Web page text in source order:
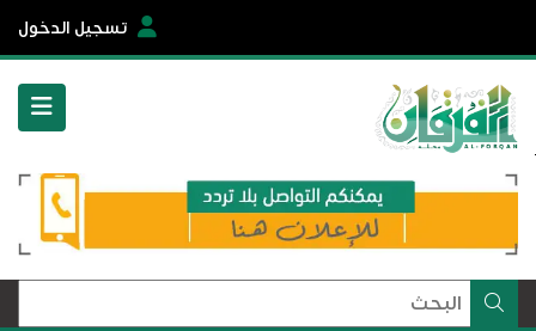
تسجيل الدخول